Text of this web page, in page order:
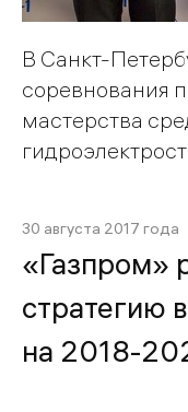
В Санкт-
соревнования
мастерства
30 августа 2017 года
«Газпром»
стратегию
на 2018-